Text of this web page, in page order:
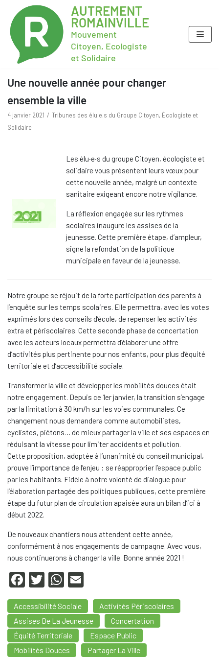
AUTREMENT
ROMAINVILLE
Mouvement
Citoyen, Ecologiste
et Solidaire
Une nouvelle année pour changer
ensemble la ville
4 janvier 2021
Tribunes des élu.e.s du Groupe Citoyen, Écologiste et
Solidaire
Les élu·e·s du groupe Citoyen, écologiste et
solidaire vous présentent leurs vœux pour
cette nouvelle année, malgré un contexte
sanitaire exigeant encore notre vigilance.
La réflexion engagée sur les rythmes
scolaires inaugure les assises de la
jeunesse. Cette première étape, d’ampleur,
signe la refondation de la politique
municipale en faveur de la jeunesse.
Notre groupe se réjouit de la forte participation des parents à
l’enquête sur les temps scolaires. Elle permettra, avec les votes
exprimés lors des conseils d’école, de repenser les activités
extra et périscolaires. Cette seconde phase de concertation
avec les acteurs locaux permettra d’élaborer une offre
d’activités plus pertinente pour nos enfants, pour plus d’équité
territoriale et d’accessibilité sociale.
Transformer la ville et développer les mobilités douces était
notre engagement. Depuis ce 1er janvier, la transition s’engage
par la limitation à 30 km/h sur les voies communales. Ce
changement nous demandera comme automobilistes,
cyclistes, piétons… de mieux partager la ville et ses espaces en
réduisant la vitesse pour limiter accidents et pollution.
Cette proposition, adoptée à l’unanimité du conseil municipal,
prouve l’importance de l’enjeu : se réapproprier l’espace public
par les habitants. Fidèle à notre volonté de dialogue pour
l’élaboration partagée des politiques publiques, cette première
étape du futur plan de circulation apaisée aura un bilan d’ici à
début 2022.
De nouveaux chantiers nous attendent cette année,
conformément à nos engagements de campagne. Avec vous,
nous continuerons à changer la ville. Bonne année 2021 !
F
a
c
e
b
T
wi
tt
er
W
h
at
s
A
m
ail
Accessibilité Sociale
Activités Périscolaires
Assises De La Jeunesse
Concertation
Équité Territoriale
Espace Public
Mobilités Douces
Partager La Ville